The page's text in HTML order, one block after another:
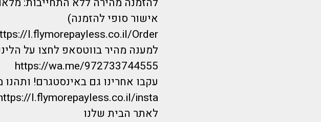
אישור סופי להזמנה)
I.flymorepayless.co.il/Order
למענה מהיר בווטסאפ לחצו על הלינק או
https://wa.me/972733744555
עקבו אחרינו גם באינסטגרם!
I.flymorepayless.co.il/insta
לאתר הבית שלנו